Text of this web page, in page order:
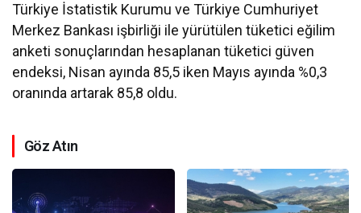
Türkiye İstatistik Kurumu ve Türkiye Cumhuriyet
Merkez Bankası işbirliği ile yürütülen tüketici eğilim
anketi sonuçlarından hesaplanan tüketici güven
endeksi, Nisan ayında 85,5 iken Mayıs ayında %0,3
oranında artarak 85,8 oldu.
Göz Atın